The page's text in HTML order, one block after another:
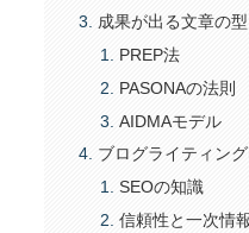
成果が出る文章の
PREP法
PASONAの法則
AIDMAモデル
ブログライティン
SEOの知識
信頼性と一次情